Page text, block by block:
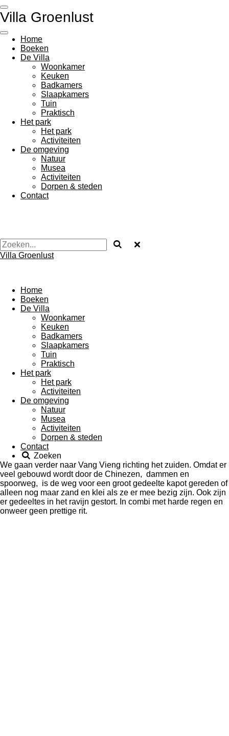
Ga
direct
de
hoofdinhoud
Villa Groenlust
Home
Boeken
De Villa
Woonkamer
Keuken
Badkamers
Slaapkamers
Tuin
Praktisch
Het park
Het park
Activiteiten
De omgeving
Natuur
Musea
Activiteiten
Dorpen & steden
Contact
Villa Groenlust
Home
Boeken
De Villa
Woonkamer
Keuken
Badkamers
Slaapkamers
Tuin
Praktisch
Het park
Het park
Activiteiten
De omgeving
Natuur
Musea
Activiteiten
Dorpen & steden
Contact
Zoeken
We gaan verder naar Vang Vieng richting het zuiden. Omdat er
veel gebouwd wordt door de Chinezen, dammen en
spoorweg, is de weg voor een groot gedeelte kapot gereden of
alleen nog maar zand en klei als ze er mee bezig zijn. Ook zijn
er gedeeltes in het ravijn gestort. In combi met harde regen en
onweer geen prettige rit.